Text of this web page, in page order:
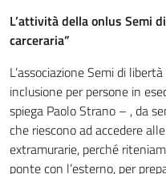
L’attività della onlus Semi
carceraria”
L’associazione Semi di
inclusione per persone in
spiega Paolo Strano – , da
che riescono ad accedere
extramurarie, perché
ponte con l’esterno, per